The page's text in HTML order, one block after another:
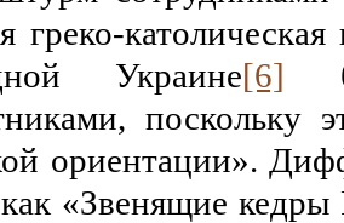
греко-
Украине[6]
поскольку
ориентации».
«Звенящие кедры